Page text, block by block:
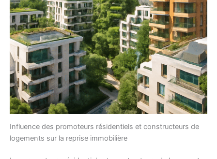
Influence des promoteurs résidentiels et constructeurs de
logements sur la reprise immobilière